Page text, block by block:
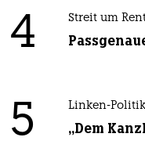
4 Streit um
5 Linken-
„Dem